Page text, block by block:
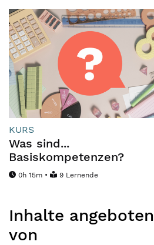
KURS
Was sind...
Basiskompetenzen?
0h 15m • 9 Lernende
Inhalte angeboten
von